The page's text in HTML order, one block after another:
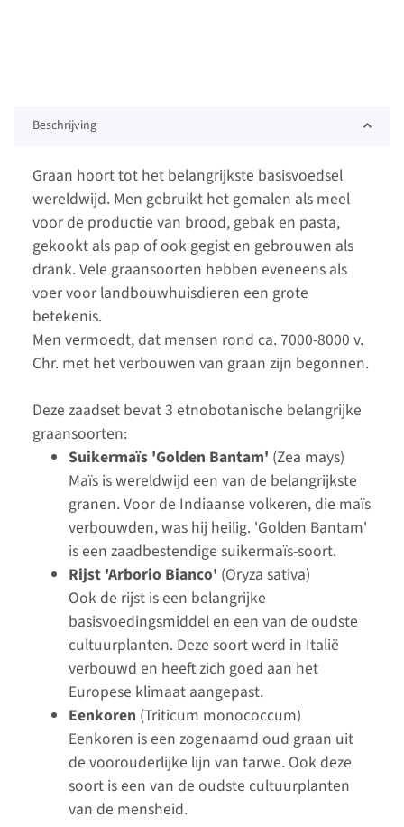
Beschrijving
Graan hoort tot het belangrijkste basisvoedsel
wereldwijd. Men gebruikt het gemalen als meel
voor de productie van brood, gebak en pasta,
gekookt als pap of ook gegist en gebrouwen als
drank. Vele graansoorten hebben eveneens als
voer voor landbouwhuisdieren een grote
betekenis.
Men vermoedt, dat mensen rond ca. 7000-8000 v.
Chr. met het verbouwen van graan zijn begonnen.
Deze zaadset bevat 3 etnobotanische belangrijke
graansoorten:
Suikermaïs 'Golden Bantam' (Zea mays)
Maïs is wereldwijd een van de belangrijkste
granen. Voor de Indiaanse volkeren, die maïs
verbouwden, was hij heilig. 'Golden Bantam'
is een zaadbestendige suikermaïs-soort.
Rijst 'Arborio Bianco' (Oryza sativa)
Ook de rijst is een belangrijke
basisvoedingsmiddel en een van de oudste
cultuurplanten. Deze soort werd in Italië
verbouwd en heeft zich goed aan het
Europese klimaat aangepast.
Eenkoren (Triticum monococcum)
Eenkoren is een zogenaamd oud graan uit
de voorouderlijke lijn van tarwe. Ook deze
soort is een van de oudste cultuurplanten
van de mensheid.